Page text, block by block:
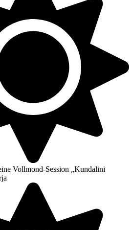
Vollmond-Session „Kundalini